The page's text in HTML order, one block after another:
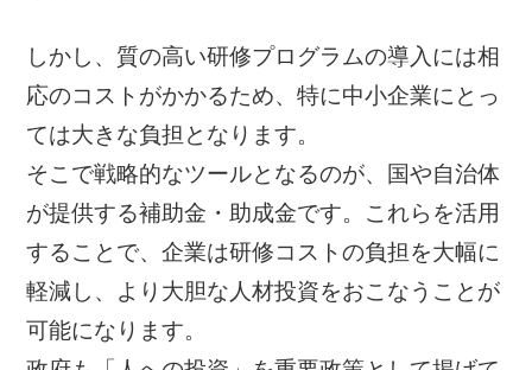
しかし、質の高い研修プログラムの導入には相
応のコストがかかるため、特に中小企業にとっ
ては大きな負担となります。
そこで戦略的なツールとなるのが、国や自治体
が提供する補助金・助成金です。これらを活用
することで、企業は研修コストの負担を大幅に
軽減し、より大胆な人材投資をおこなうことが
可能になります。